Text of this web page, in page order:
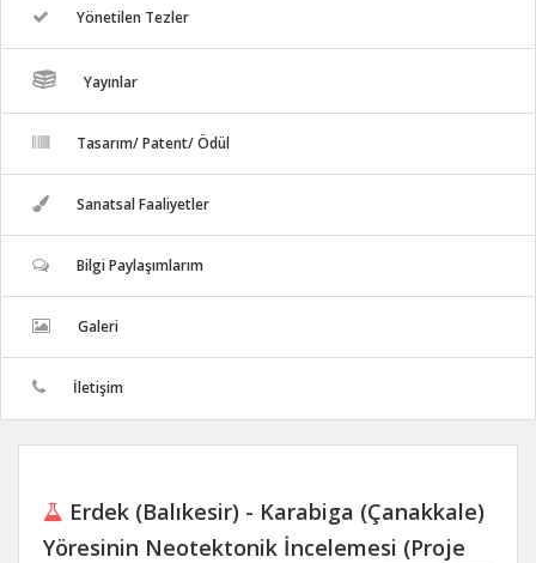
Yönetilen Tezler
Yayınlar
Tasarım/ Patent/ Ödül
Sanatsal Faaliyetler
Bilgi Paylaşımlarım
Galeri
İletişim
Erdek (Balıkesir) - Karabiga (Çanakkale)
Yöresinin Neotektonik İncelemesi (Proje